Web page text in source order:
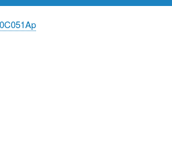
斜面光檢二極體晶粒